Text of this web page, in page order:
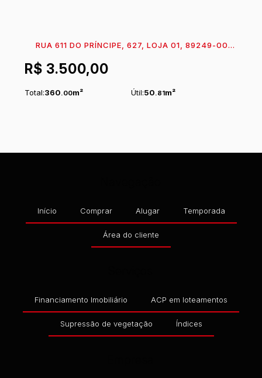
R$ 3.500,00
RUA 611 DO PRÍNCIPE, 627, LOJA 01, 89249-000,
Total:360.00m² Útil:50.81m²
Início Comprar Alugar Temporada
Área do cliente
Financiamento Imobiliário ACP em loteamentos
Supressão de vegetação Índices